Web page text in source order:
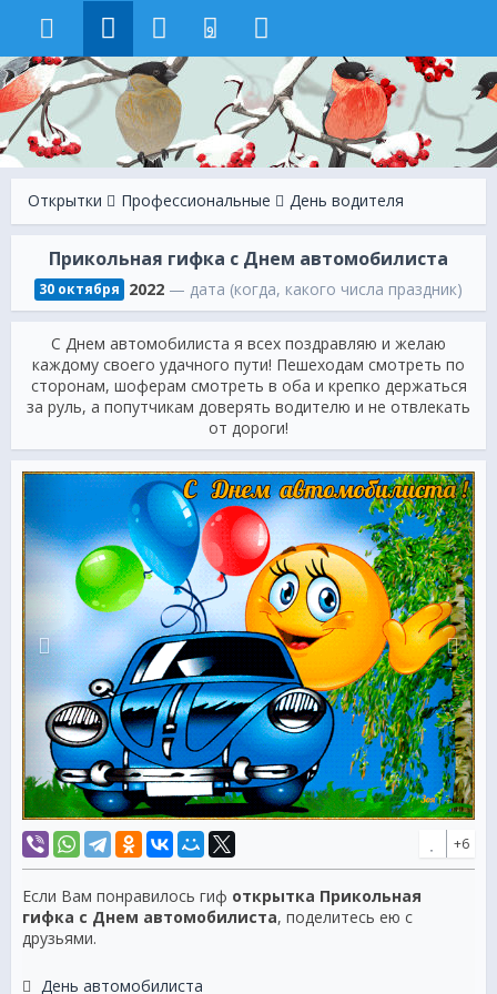
9
Открытки Профессиональные День водителя
Прикольная гифка с Днем автомобилиста
30 октября 2022— дата (когда, какого числа праздник)
С Днем автомобилиста я всех поздравляю и желаю
каждому своего удачного пути! Пешеходам смотреть по
сторонам, шоферам смотреть в оба и крепко держаться
за руль, а попутчикам доверять водителю и не отвлекать
от дороги!
+6
Если Вам понравилось гиф открытка Прикольная
гифка с Днем автомобилиста, поделитесь ею с
друзьями.
День автомобилиста